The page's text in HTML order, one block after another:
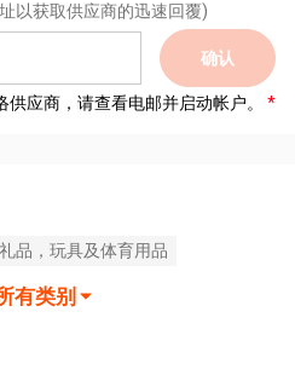
以获取供应商的迅速回覆)
确认
应商，请查看电邮并启动帐户。
礼品，玩具及体育用品
有类别